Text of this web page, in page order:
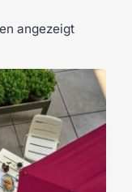
angezeigt